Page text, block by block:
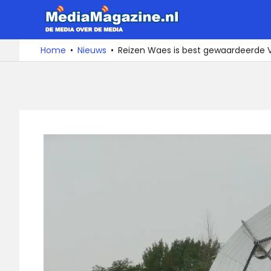
de
De
media
over
Home Nieuws Reizen Waes is best gewaardeerde